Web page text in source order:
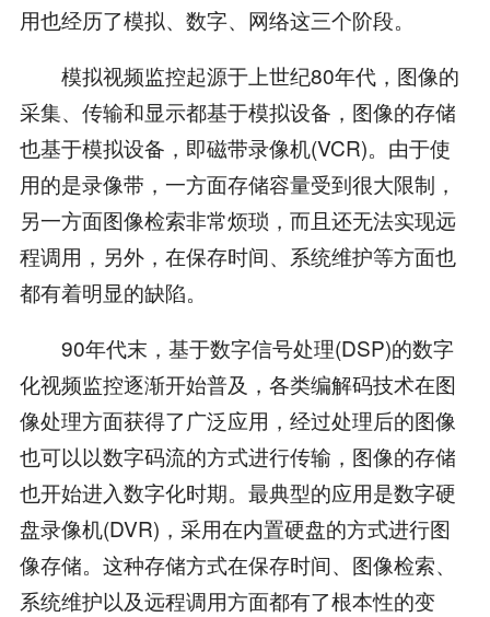
用也经历了模拟、数字、网络这三个阶段。
模拟视频监控起源于上世纪80年代，图像的
采集、传输和显示都基于模拟设备，图像的存储
也基于模拟设备，即磁带录像机(VCR)。由于使
用的是录像带，一方面存储容量受到很大限制，
另一方面图像检索非常烦琐，而且还无法实现远
程调用，另外，在保存时间、系统维护等方面也
都有着明显的缺陷。
90年代末，基于数字信号处理(DSP)的数字
化视频监控逐渐开始普及，各类编解码技术在图
像处理方面获得了广泛应用，经过处理后的图像
也可以以数字码流的方式进行传输，图像的存储
也开始进入数字化时期。最典型的应用是数字硬
盘录像机(DVR)，采用在内置硬盘的方式进行图
像存储。这种存储方式在保存时间、图像检索、
系统维护以及远程调用方面都有了根本性的变